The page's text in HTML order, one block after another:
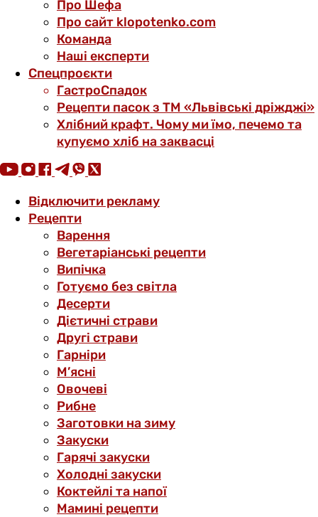
Про Шефа
Про сайт klopotenko.com
Команда
Наші експерти
Спецпроєкти
ГастроСпадок
Рецепти пасок з ТМ «Львівські дріжджі»
Хлібний крафт. Чому ми їмо, печемо та
купуємо хліб на заквасці
Відключити рекламу
Рецепти
Варення
Вегетаріанські рецепти
Випічка
Готуємо без світла
Десерти
Дієтичні страви
Другі страви
Гарніри
М’ясні
Овочеві
Рибне
Заготовки на зиму
Закуски
Гарячі закуски
Холодні закуски
Коктейлі та напої
Мамині рецепти